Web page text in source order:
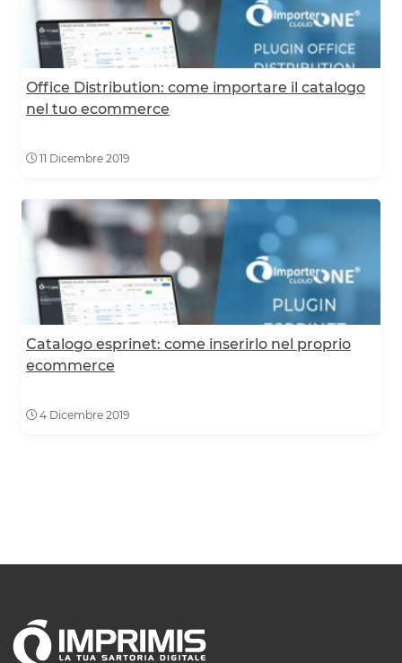
Office Distribution: come importare il catalogo
nel tuo ecommerce
11 Dicembre 2019
Catalogo esprinet: come inserirlo nel proprio
ecommerce
4 Dicembre 2019